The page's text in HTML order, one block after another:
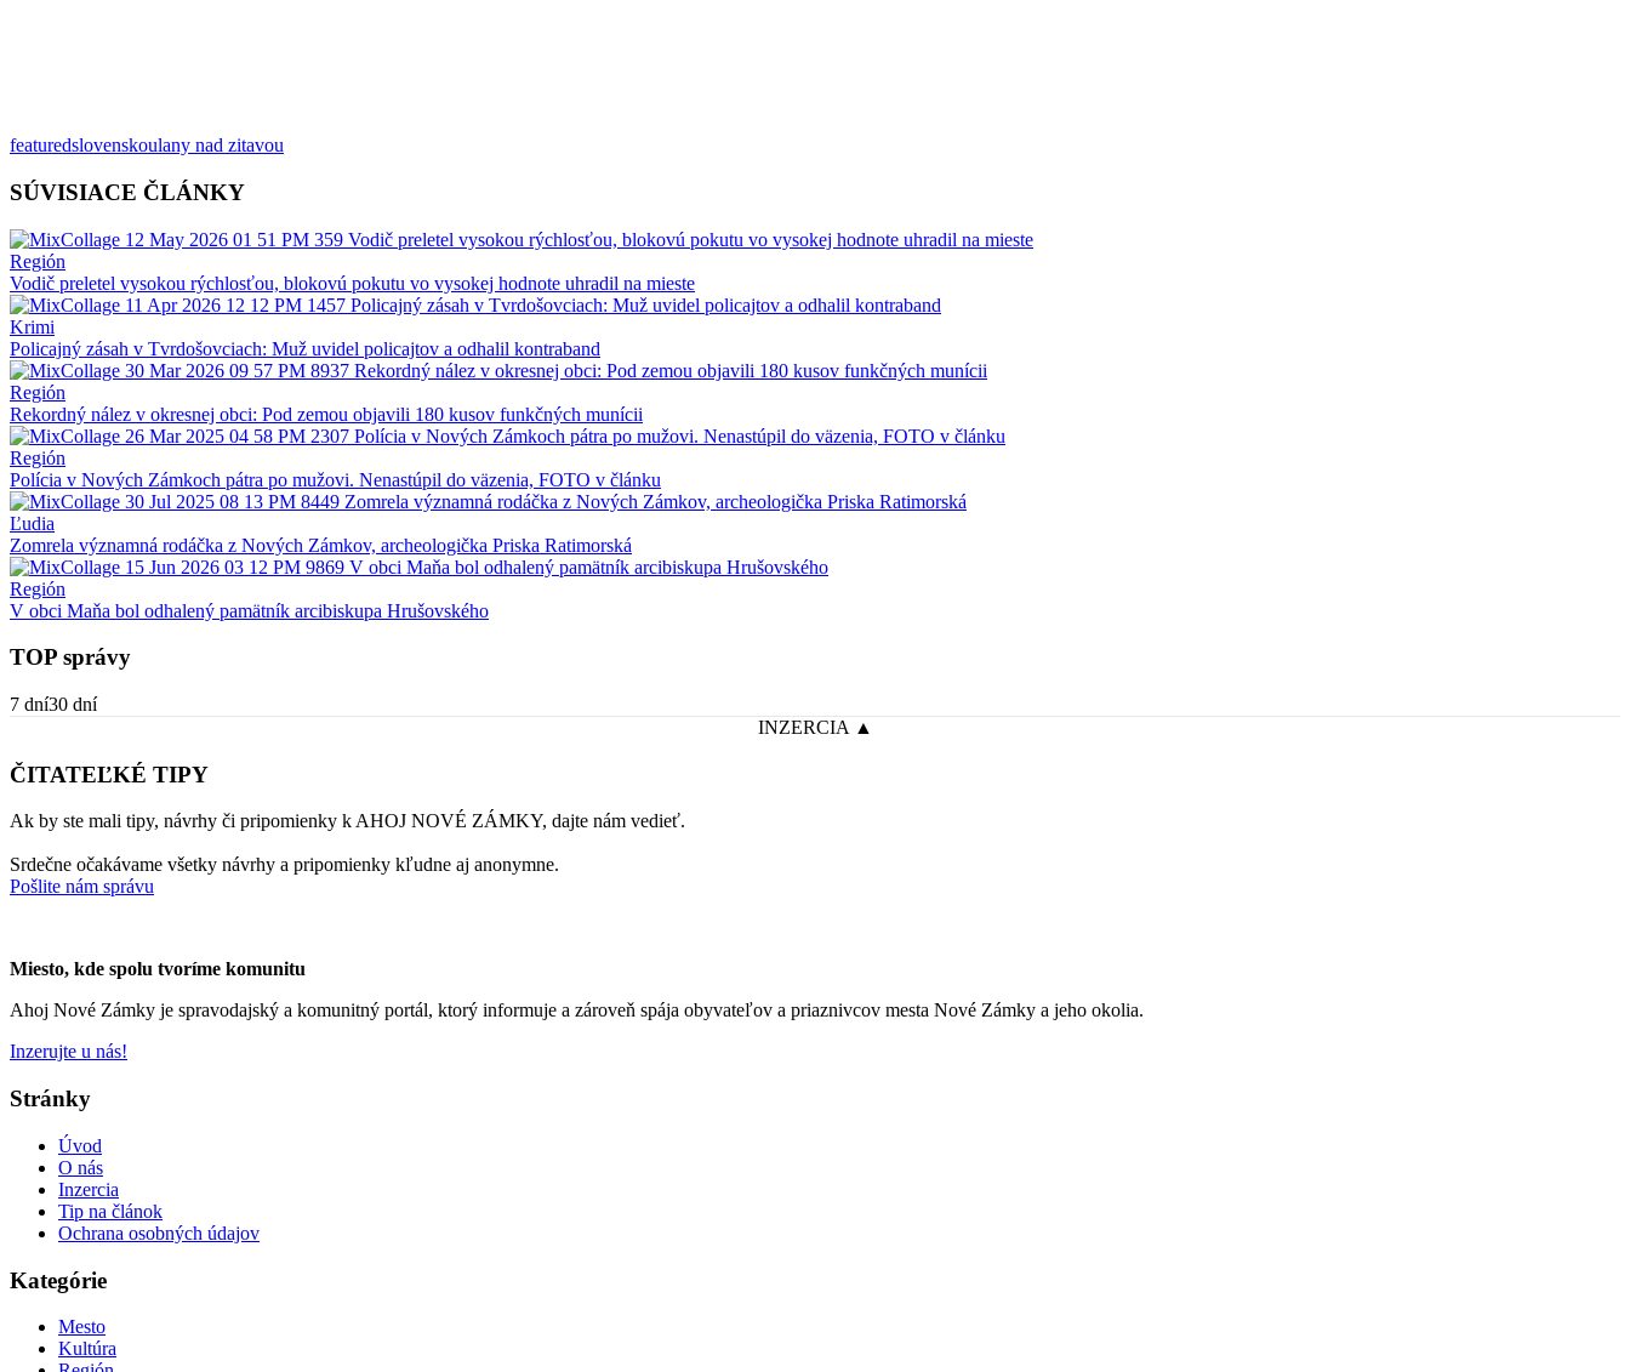
featuredslovenskoulany nad zitavou
SÚVISIACE ČLÁNKY
Región
Vodič preletel vysokou rýchlosťou, blokovú pokutu vo vysokej hodnote uhradil na mieste
Krimi
Policajný zásah v Tvrdošovciach: Muž uvidel policajtov a odhalil kontraband
Región
Rekordný nález v okresnej obci: Pod zemou objavili 180 kusov funkčných munícii
Región
Polícia v Nových Zámkoch pátra po mužovi. Nenastúpil do väzenia, FOTO v článku
Ľudia
Zomrela významná rodáčka z Nových Zámkov, archeologička Priska Ratimorská
Región
V obci Maňa bol odhalený pamätník arcibiskupa Hrušovského
TOP správy
7 dní30 dní
INZERCIA ▲
ČITATEĽKÉ TIPY
Ak by ste mali tipy, návrhy či pripomienky k AHOJ NOVÉ ZÁMKY, dajte nám vedieť.
Srdečne očakávame všetky návrhy a pripomienky kľudne aj anonymne.
Pošlite nám správu
Miesto, kde spolu tvoríme komunitu
Ahoj Nové Zámky je spravodajský a komunitný portál, ktorý informuje a zároveň spája obyvateľov a priaznivcov mesta Nové Zámky a jeho okolia.
Inzerujte u nás!
Stránky
Úvod
O nás
Inzercia
Tip na článok
Ochrana osobných údajov
Kategórie
Mesto
Kultúra